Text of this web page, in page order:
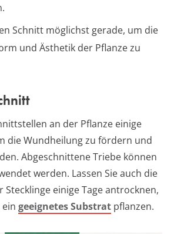
Schnitt möglichst gerade, um die
und Ästhetik der Pflanze zu
an der Pflanze einige
die Wundheilung zu fördern und
Abgeschnittene Triebe können
werden. Lassen Sie auch die
Stecklinge einige Tage antrocknen,
ein geeignetes Substrat pflanzen.